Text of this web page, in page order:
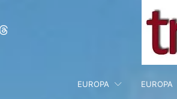
EUROPA EUROPA